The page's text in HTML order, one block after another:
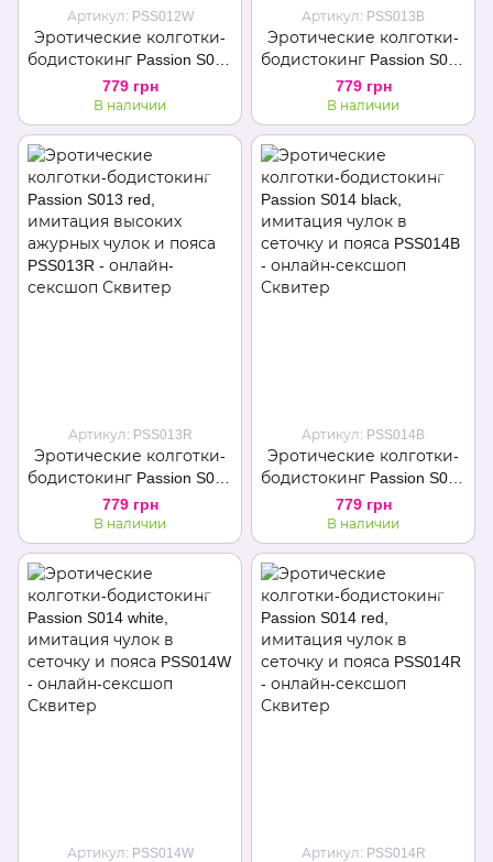
Артикул: PSS012W
Эротические колготки-
бодистокинг Passion S012
white, имитация чулок,
пояса и ажурных
трусиков
779 грн
В наличии
Артикул: PSS013B
Эротические колготки-
бодистокинг Passion S013
black, имитация высоких
ажурных чулок и пояса
779 грн
В наличии
Артикул: PSS013R
Эротические колготки-
бодистокинг Passion S013
red, имитация высоких
ажурных чулок и пояса
779 грн
В наличии
Артикул: PSS014B
Эротические колготки-
бодистокинг Passion S014
black, имитация чулок в
сеточку и пояса
779 грн
В наличии
Артикул: PSS014W Артикул: PSS014R